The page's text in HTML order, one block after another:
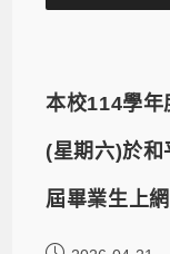
本校114學年
(星期六)於
屆畢業生上